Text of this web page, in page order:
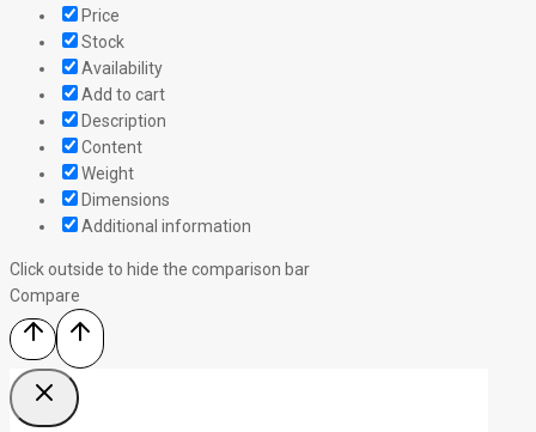
Price
Stock
Availability
Add to cart
Description
Content
Weight
Dimensions
Additional information
Click outside to hide the comparison bar
Compare